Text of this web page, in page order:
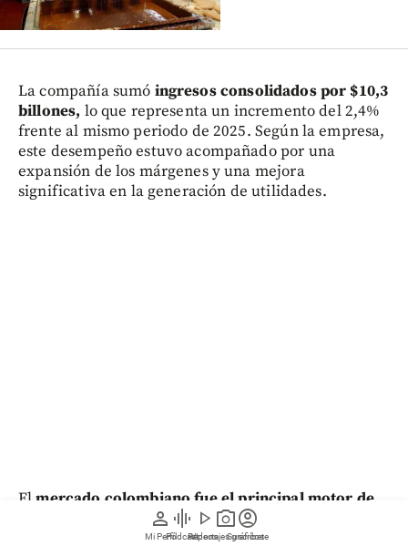
person
Mi Perfil
graphic_eq
Pódcast
play_arrow
Videos
photo_camera
Reportajes gráficos
account_circle
Suscríbete
La compañía sumó ingresos consolidados por $10,3
billones, lo que representa un incremento del 2,4%
frente al mismo periodo de 2025. Según la empresa,
este desempeño estuvo acompañado por una
expansión de los márgenes y una mejora
significativa en la generación de utilidades.
Elmercado colombiano fue el principal motor de
crecimiento del grupo durante el semestre.
ingresos en el país alcanzaron $6,6 billones, con un